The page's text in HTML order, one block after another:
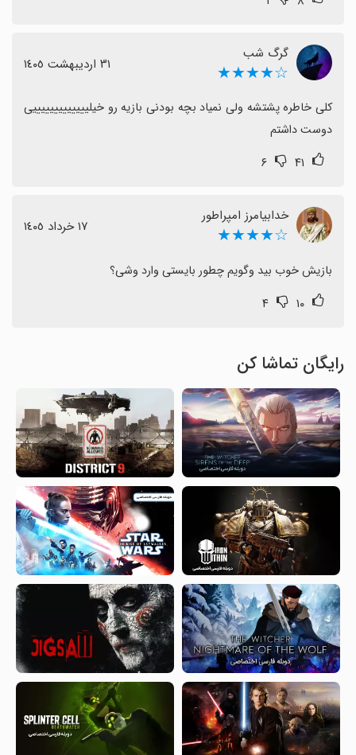
گرگ شب
☆★★★★ ٣١ اردیبهشت ١٤٠٥
دوست داشتم
۴۱ ۶
خدابیامرز امپراطور
☆★★★★ ١٧ خرداد ١٤٠٥
بازیش خوب بید وگویم چطور بایستی وارد وشی؟
۱۰ ۴
رایگان تماشا کن